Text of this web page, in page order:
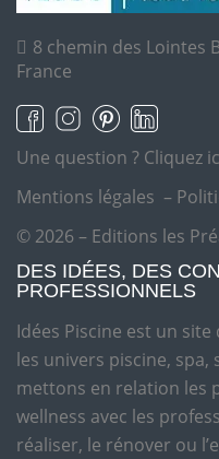
8 chemin des Lointes
France
Une question ? Cliquez
Mentions légales –
© 2026 – Editions les
DES IDÉES, DES
PROFESSIONNELS
Idées Piscine est un
les univers piscine,
mettons en relation les
wellness avec les
réaliser, le rénover ou